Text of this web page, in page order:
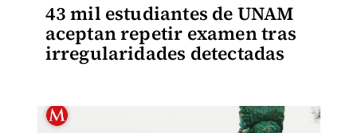
43 mil estudiantes de UNAM
aceptan repetir examen tras
irregularidades detectadas